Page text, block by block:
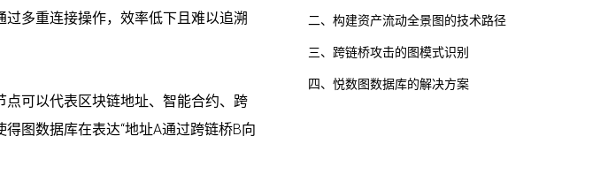
多重连接操作，效率低下且难以追溯
可以代表区块链地址、智能合约、跨
图数据库在表达“地址A通过跨链桥B向
二、构建资产流动全景图的技术路径
三、跨链桥攻击的图模式识别
四、悦数图数据库的解决方案